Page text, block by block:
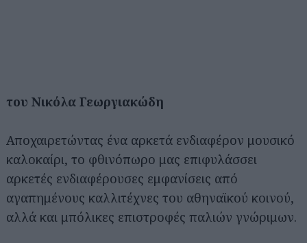
του Νικόλα Γεωργιακώδη
Αποχαιρετώντας ένα αρκετά ενδιαφέρον μουσικό
καλοκαίρι, το φθινόπωρο μας επιφυλάσσει
αρκετές ενδιαφέρουσες εμφανίσεις από
αγαπημένους καλλιτέχνες του αθηναϊκού κοινού,
αλλά και μπόλικες επιστροφές παλιών γνώριμων.